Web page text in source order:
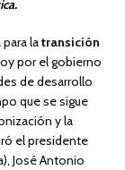
para latransición
por el gobierno
de desarrollo
que se sigue
y la
el presidente
José Antonio